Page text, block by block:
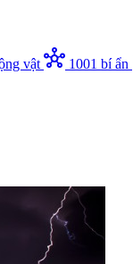
vật hub 1001 bí ẩn